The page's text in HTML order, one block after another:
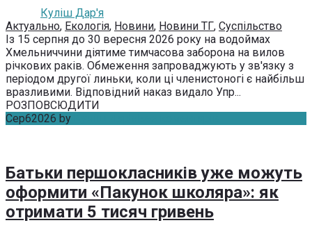
Куліш Дар'я
Актуально, Екологія, Новини, Новини ТГ, Суспільство
Із 15 серпня до 30 вересня 2026 року на водоймах
Хмельниччини діятиме тимчасова заборона на вилов
річкових раків. Обмеження запроваджують у зв'язку з
періодом другої линьки, коли ці членистоногі є найбільш
вразливими. Відповідний наказ видало Упр...
РОЗПОВСЮДИТИ
Сер62026 by
Батьки першокласників уже можуть
оформити «Пакунок школяра»: як
отримати 5 тисяч гривень